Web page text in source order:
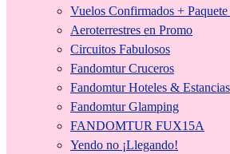
Vuelos Confirmados +
Aeroterrestres en Promo
Circuitos Fabulosos
Fandomtur Cruceros
Fandomtur Hoteles & Estancias
Fandomtur Glamping
FANDOMTUR FUX15A
Yendo no ¡Llegando!